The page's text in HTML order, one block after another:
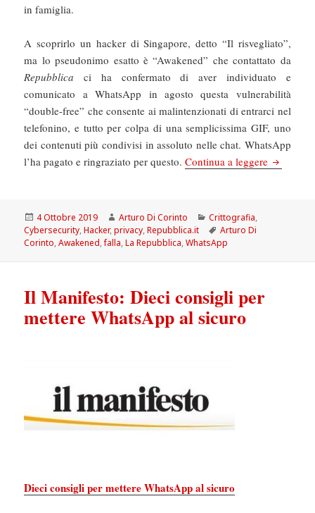
in famiglia.
A scoprirlo un hacker di Singapore, detto “Il risvegliato”,
ma lo pseudonimo esatto è “Awakened” che contattato da
Repubblica ci ha confermato di aver individuato e
comunicato a WhatsApp in agosto questa vulnerabilità
“double-free” che consente ai malintenzionati di entrarci nel
telefonino, e tutto per colpa di una semplicissima GIF, uno
dei contenuti più condivisi in assoluto nelle chat. WhatsApp
l’ha pagato e ringraziato per questo.Continua a leggere La
Scritto
il
4 Ottobre 2019 Autore
Arturo Di Corinto Categorie
Crittografia,
Cybersecurity,Hacker,privacy,Repubblica.it Tag
Arturo Di
Corinto,Awakened,falla,La Repubblica,WhatsApp
Il Manifesto: Dieci consigli per
mettere WhatsApp al sicuro
Dieci consigli per mettere WhatsApp al sicuro